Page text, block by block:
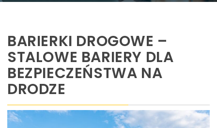
BARIERKI DROGOWE –
STALOWE BARIERY DLA
BEZPIECZEŃSTWA NA
DRODZE